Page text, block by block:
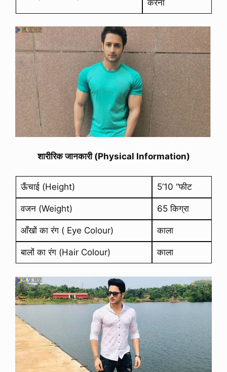
करना
शारीरिक जानकारी (Physical Information)
ऊँचाई (Height) 5’10 “फीट
वजन (Weight) 65 किग्रा
आँखों का रंग ( Eye Colour) काला
बालों का रंग (Hair Colour) काला